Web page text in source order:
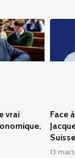
vrai
Face
13